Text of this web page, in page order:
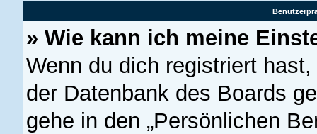
» Wie kann ich meine
Wenn du dich registriert
der Datenbank des Boards
gehe in den „Persönlichen